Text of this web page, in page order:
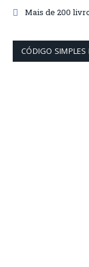
Mais de 200
CÓDIGO SIMPLES